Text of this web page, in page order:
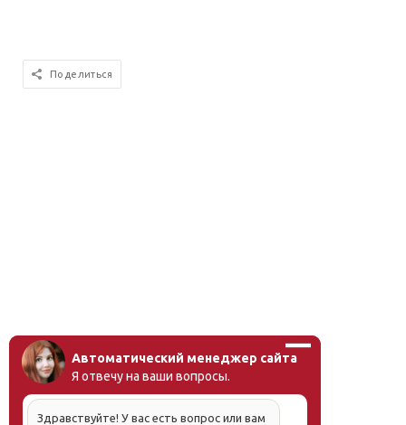
Поделиться
Автоматический менеджер сайта
Я отвечу на ваши вопросы.
Здравствуйте! У вас есть вопрос или вам